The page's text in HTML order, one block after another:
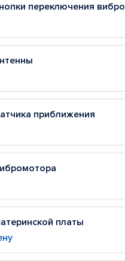
переключения вибро
приближения
платы